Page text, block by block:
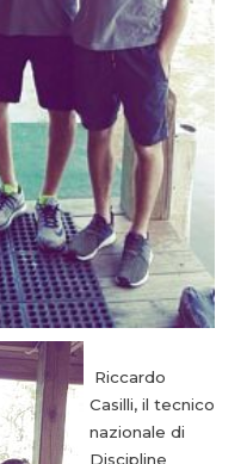
Riccardo
Casilli, il tecnico
nazionale di
Discipline